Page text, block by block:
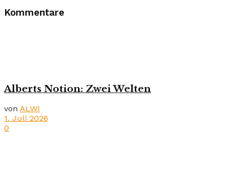
Kommentare
Alberts Notion: Zwei Welten
von ALWI
1. Juli 2026
0